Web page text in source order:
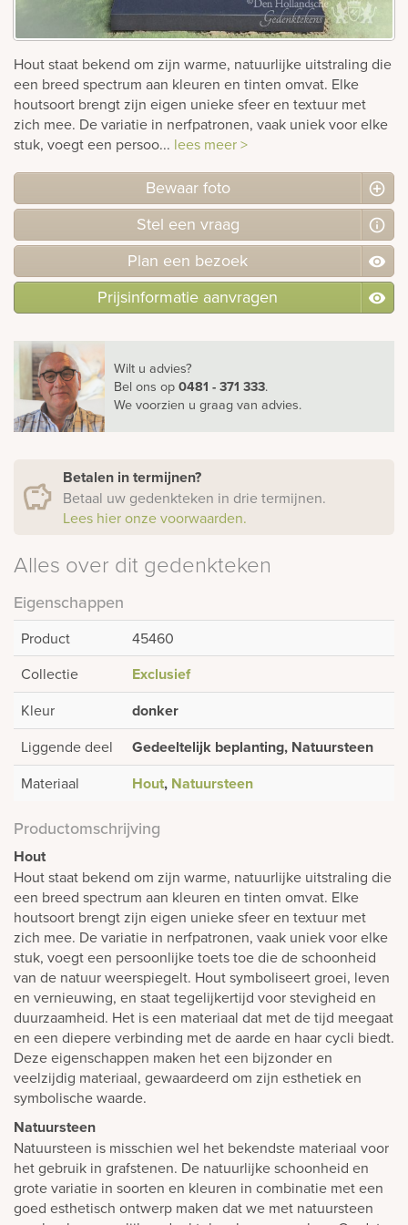
Hout staat bekend om zijn warme, natuurlijke uitstraling die
een breed spectrum aan kleuren en tinten omvat. Elke
houtsoort brengt zijn eigen unieke sfeer en textuur met
zich mee. De variatie in nerfpatronen, vaak uniek voor elke
stuk, voegt een persoo... lees meer >
Bewaar foto
Stel een vraag
Plan een bezoek
Prijsinformatie aanvragen
Wilt u advies?
Bel ons op0481 - 371 333.
We voorzien u graag van advies.
Betalen in termijnen?
Betaal uw gedenkteken in drie termijnen.
Lees hier onze voorwaarden.
Alles over dit gedenkteken
Eigenschappen
Product
45460
Collectie
Exclusief
Kleur donker
Liggende deel Gedeeltelijk beplanting, Natuursteen
Materiaal Hout, Natuursteen
Productomschrijving
Hout
Hout staat bekend om zijn warme, natuurlijke uitstraling die
een breed spectrum aan kleuren en tinten omvat. Elke
houtsoort brengt zijn eigen unieke sfeer en textuur met
zich mee. De variatie in nerfpatronen, vaak uniek voor elke
stuk, voegt een persoonlijke toets toe die de schoonheid
van de natuur weerspiegelt. Hout symboliseert groei, leven
en vernieuwing, en staat tegelijkertijd voor stevigheid en
duurzaamheid. Het is een materiaal dat met de tijd meegaat
en een diepere verbinding met de aarde en haar cycli biedt.
Deze eigenschappen maken het een bijzonder en
veelzijdig materiaal, gewaardeerd om zijn esthetiek en
symbolische waarde.
Natuursteen
Natuursteen is misschien wel het bekendste materiaal voor
het gebruik in grafstenen. De natuurlijke schoonheid en
grote variatie in soorten en kleuren in combinatie met een
goed esthetisch ontwerp maken dat we met natuursteen